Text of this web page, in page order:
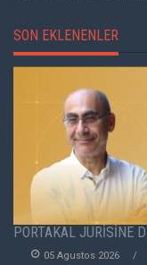
SON EKLENENLER
PORTAKAL JÜRİSİNE
05 Agustos 2026